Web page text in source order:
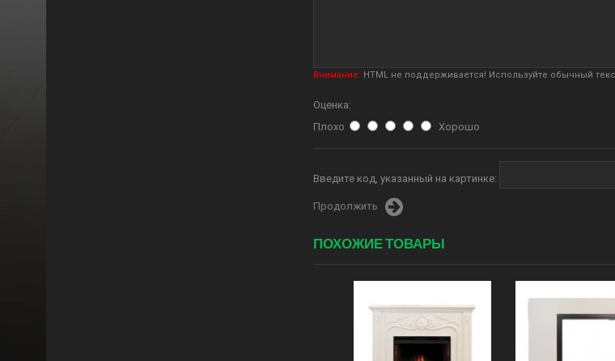
Внимание: HTML не поддерживается! Используйте обычный
Оценка:
Плохо
Хорошо
Введите код, указанный на картинке:
Продолжить
ПОХОЖИЕ ТОВАРЫ